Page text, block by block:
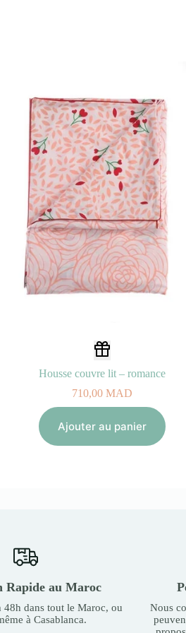
Housse couvre lit – romance
710,00MAD
Ajouter au panier
Rapide au Maroc
48h dans tout le Maroc, ou
à Casablanca.
Nous